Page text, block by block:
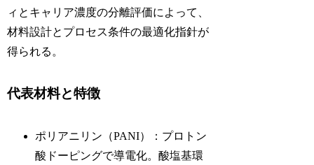
ィとキャリア濃度の分離評価によって、
材料設計とプロセス条件の最適化指針が
得られる。
代表材料と特徴
ポリアニリン（PANI）：プロトン
酸ドーピングで導電化。酸塩基環